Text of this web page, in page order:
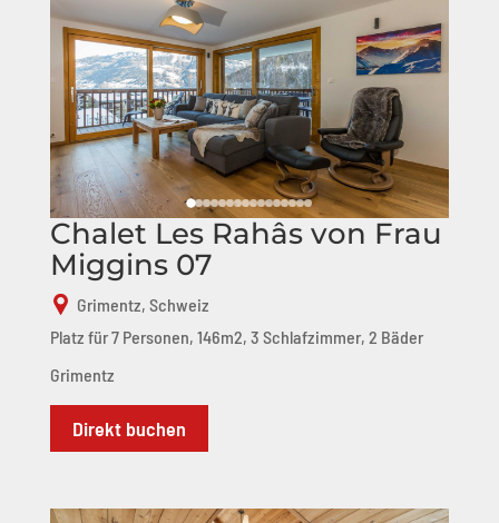
Chalet Les Rahâs von Frau
Miggins 07
Grimentz, Schweiz
Platz für 7 Personen, 146m2, 3 Schlafzimmer, 2 Bäder
Grimentz
Direkt buchen